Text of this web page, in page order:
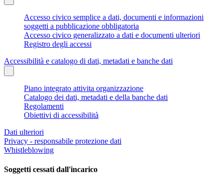
Accesso civico semplice a dati, documenti e informazioni
soggetti a pubblicazione obbligatoria
Accesso civico generalizzato a dati e documenti ulteriori
Registro degli accessi
Accessibilità e catalogo di dati, metadati e banche dati
Piano integrato attivita organizzazione
Catalogo dei dati, metadati e della banche dati
Regolamenti
Obiettivi di accessibilità
Dati ulteriori
Privacy - responsabile protezione dati
Whistleblowing
Soggetti cessati dall'incarico